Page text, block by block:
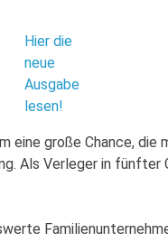
Hier die
neue
Ausgabe
lesen!
eine große Chance, die
Als Verleger in fünfter